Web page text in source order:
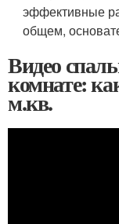
эффективные
общем,
Видео
комнате:
м.кв.